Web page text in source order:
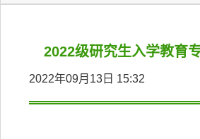
2022级研究生入学教育
2022年09月13日 15:32